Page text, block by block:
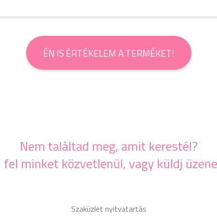
ÉN IS ÉRTÉKELEM A TERMÉKET!
Nem találtad meg, amit kerestél?
fel minket közvetlenül, vagy küldj
Szaküzlet nyitvatartás